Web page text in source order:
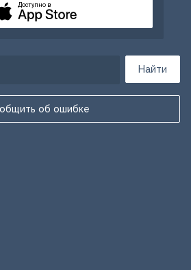
Найти
об ошибке
Доступно в